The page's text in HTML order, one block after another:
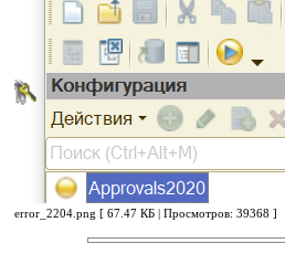
error_2204.png [ 67.47 КБ | Просмотров: 39368 ]